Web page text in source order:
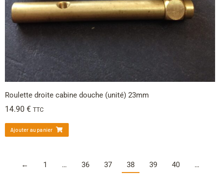
Roulette droite cabine douche (unité) 23mm
14.90 € TTC
Ajouter au panier
← 1 … 36 37 38 39 40 …